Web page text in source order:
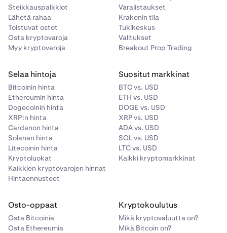
Saat lisätietoja ostonettorajoista ja näet esimerkkejä
niiden toiminnasta tästä
tukisivun artikkelista.
ja Eligible Investor -statusten kelpoisuusvaatimukset,
tutustu tähän
tukisivun artikkeliin.
Steikkauspalkkiot
Lähetä rahaa
Toistuvat ostot
Osta kryptovaroja
Myy kryptovaroja
Varalistaukset
Krakenin tila
Tukikeskus
Valitukset
Breakout Prop Trading
Selaa hintoja
Bitcoinin hinta
Ethereumin hinta
Dogecoinin hinta
XRP:n hinta
Cardanon hinta
Solanan hinta
Litecoinin hinta
Kryptoluokat
Kaikkien kryptovarojen hinnat
Hintaennusteet
Suositut markkinat
BTC vs. USD
ETH vs. USD
DOGE vs. USD
XRP vs. USD
ADA vs. USD
SOL vs. USD
LTC vs. USD
Kaikki kryptomarkkinat
Osto-oppaat
Osta Bitcoinia
Osta Ethereumia
Kryptokoulutus
Mikä kryptovaluutta on?
Mikä Bitcoin on?